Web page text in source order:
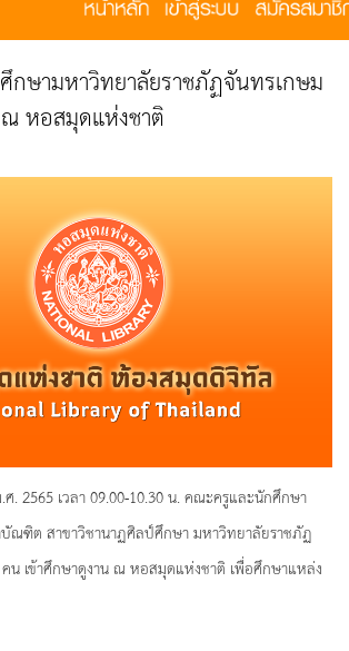
ษามหาวิทยาลัยราชภัฏจันทรเกษม
ณ หอสมุดแห่งชาติ
. 2565 เวลา 09.00-10.30 น. คณะครูและนักศึกษา
ณฑิต สาขาวิชานาฏศิลป์ศึกษา มหาวิทยาลัยราชภัฏ
น เข้าศึกษาดูงาน ณ หอสมุดแห่งชาติ เพื่อศึกษาแหล่ง